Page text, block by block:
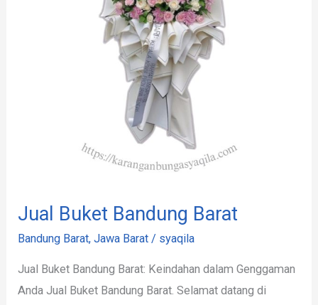
Jual Buket Bandung Barat
Bandung Barat,Jawa Barat / syaqila
Jual Buket Bandung Barat: Keindahan dalam Genggaman
Anda Jual Buket Bandung Barat. Selamat datang di